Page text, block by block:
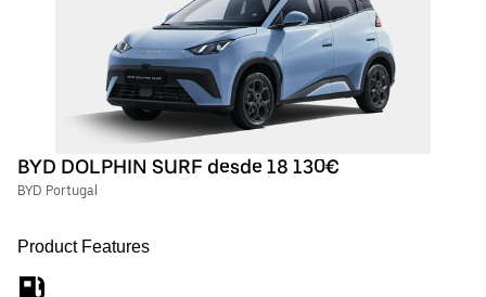
BYD DOLPHIN SURF desde 18 130€
BYD Portugal
Product Features